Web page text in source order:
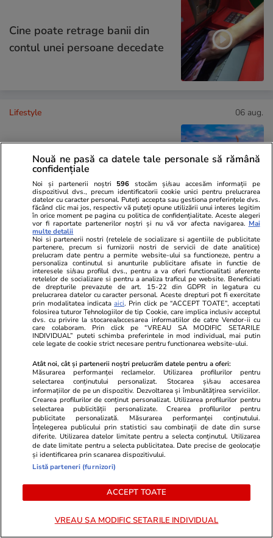
Cine poate retrage banii din
contul unei persoane decedate
Lifestyle 06 aug.
30 de expresii în turcă esențiale
pentru vacanță: de la bazar la
plajă
Lifestyle 04 aug.
Cum se scrie corect: bineînțeles
sau bine înțeles
Știri România
16 județe lovite sâmbătă de
furtuni cu grindină și ploi
torențiale. Harta zonelor vizate
de avertizarea meteo ANM cod
galben
Nord. Stâlpul de pe peronul 7
Nouă ne pasă ca datele tale personale să rămână
confidențiale
Noi și partenerii noștri 596 stocăm și/sau accesăm informații pe
dispozitivul dvs., precum identificatorii cookie unici pentru prelucrarea
datelor cu caracter personal. Puteți accepta sau gestiona preferințele dvs.
făcând clic mai jos, respectiv vă puteți opune utilizării unui interes legitim
în orice moment pe pagina cu politica de confidențialitate. Aceste alegeri
vor fi raportate partenerilor noștri și nu vă vor afecta navigarea. Mai
multe detalii
Noi si partenerii nostri (retelele de socializare si agentiile de publicitate
partenere, precum si furnizorii nostri de servicii de date analitice)
prelucram date pentru a permite website-ului sa functioneze, pentru a
personaliza continutul si anunturile publicitare afisate in functie de
interesele si/sau profilul dvs., pentru a va oferi functionalitati aferente
retelelor de socializare si pentru a analiza traficul pe website. Beneficiati
de drepturile prevazute de art. 15-22 din GDPR in legatura cu
prelucrarea datelor cu caracter personal. Aceste drepturi pot fi exercitate
prin modalitatea indicataaici. Prin click pe “ACCEPT TOATE”, acceptati
folosirea tuturor Tehnologiilor de tip Cookie, care implica inclusiv acceptul
dvs. cu privire la stocarea/accesarea informatiilor de catre Vendor-ii cu
care colaboram. Prin click pe “VREAU SA MODIFIC SETARILE
INDIVIDUAL” puteti schimba preferintele in mod individual, mai putin
cele legate de cookie strict necesare pentru functionarea website-ului.
Atât noi, cât și partenerii noștri prelucrăm datele pentru a oferi:
Măsurarea performanței reclamelor. Utilizarea profilurilor pentru
selectarea conținutului personalizat. Stocarea și/sau accesarea
informațiilor de pe un dispozitiv. Dezvoltarea și îmbunătățirea serviciilor.
Crearea profilurilor de conținut personalizat. Utilizarea profilurilor pentru
selectarea publicității personalizate. Crearea profilurilor pentru
publicitate personalizată. Măsurarea performanței conținutului.
Înțelegerea publicului prin statistici sau combinații de date din surse
diferite. Utilizarea datelor limitate pentru a selecta conținutul. Utilizarea
de date limitate pentru a selecta publicitatea. Date precise de geolocație
și identificarea prin scanarea dispozitivului.
Listă parteneri (furnizori)
ACCEPT TOATE
VREAU SA MODIFIC SETARILE INDIVIDUAL